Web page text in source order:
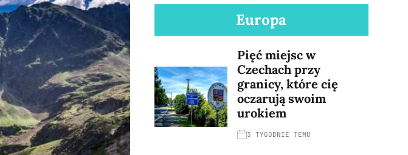
Europa
Pięć miejsc w
Czechach przy
granicy, które cię
oczarują swoim
urokiem
3 TYGODNIE TEMU